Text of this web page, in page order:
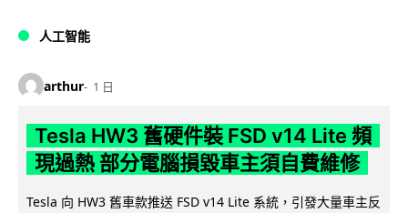
人工智能
arthur 1 日
Tesla HW3 舊硬件裝 FSD v14 Lite 頻
現過熱 部分電腦損毀車主須自費維修
Tesla 向 HW3 舊車款推送 FSD v14 Lite 系統，引發大量車主反